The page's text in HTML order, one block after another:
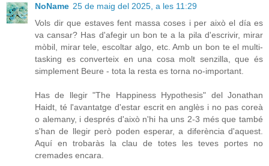
NoName 25 de maig del 2025, a les 11:29
Vols dir que estaves fent massa coses i per això el día es
va cansar? Has d'afegir un bon te a la pila d'escrivir, mirar
mòbil, mirar tele, escoltar algo, etc. Amb un bon te el multi-
tasking es converteix en una cosa molt senzilla, que és
simplement Beure - tota la resta es torna no-important.
Has de llegir "The Happiness Hypothesis" del Jonathan
Haidt, té l'avantatge d'estar escrit en anglès i no pas coreà
o alemany, i després d'això n'hi ha uns 2-3 més que també
s'han de llegir però poden esperar, a diferència d'aquest.
Aquí en trobaràs la clau de totes les teves portes no
cremades encara.